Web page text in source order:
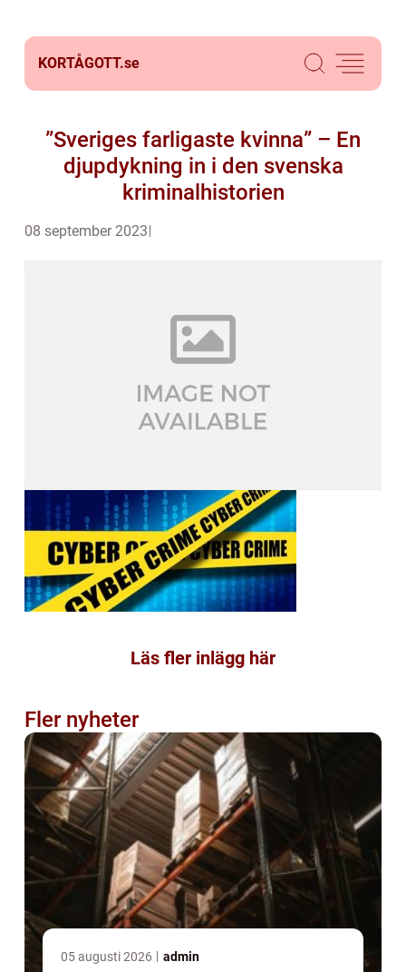
KORTÅGOTT.se
”Sveriges farligaste kvinna” – En
djupdykning in i den svenska
kriminalhistorien
08 september 2023
Läs fler inlägg här
Fler nyheter
05 augusti 2026 admin